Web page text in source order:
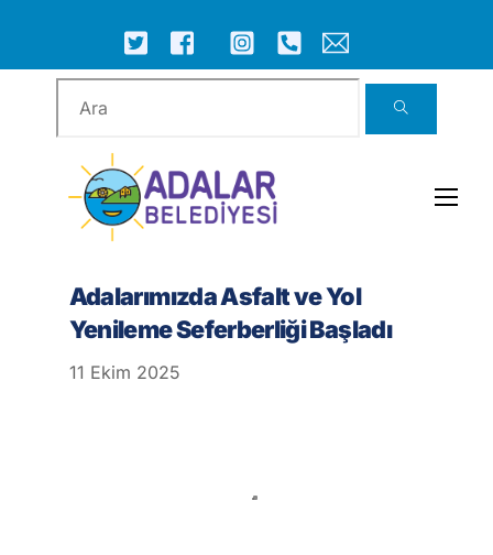
content
ICON
LABEL
ICON
LABEL
ICON
ICON
LABEL
ICON
LABEL
ICON
LABEL
Adalarımızda Asfalt ve Yol
Yenileme Seferberliği Başladı
11 Ekim 2025